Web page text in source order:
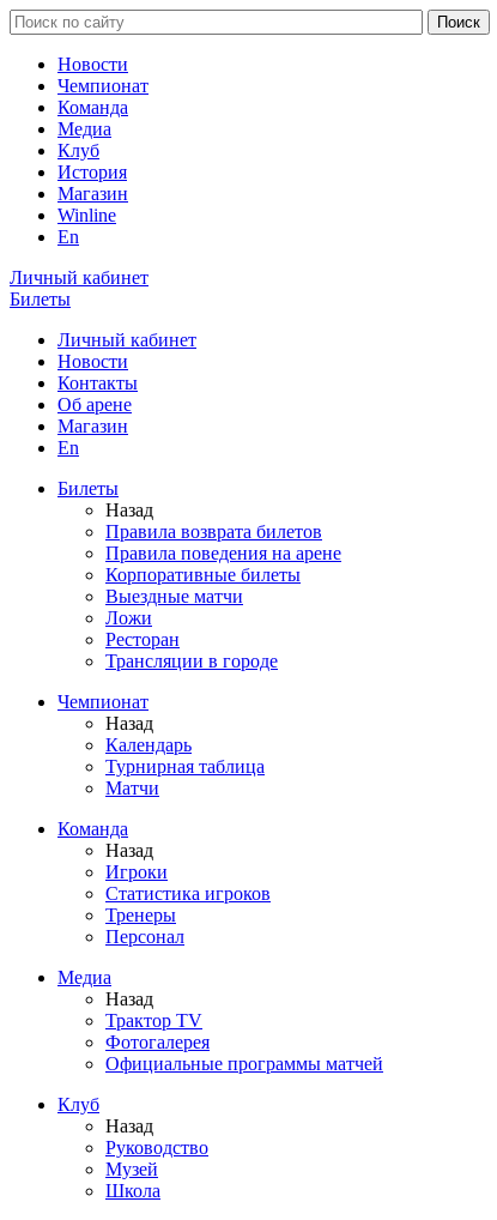
Новости
Чемпионат
Команда
Медиа
Клуб
История
Магазин
Winline
En
Личный кабинет
Билеты
Личный кабинет
Новости
Контакты
Об арене
Магазин
En
Билеты
Назад
Правила возврата билетов
Правила поведения на арене
Корпоративные билеты
Выездные матчи
Ложи
Ресторан
Трансляции в городе
Чемпионат
Назад
Календарь
Турнирная таблица
Матчи
Команда
Назад
Игроки
Статистика игроков
Тренеры
Персонал
Медиа
Назад
Трактор TV
Фотогалерея
Официальные программы матчей
Клуб
Назад
Руководство
Музей
Школа